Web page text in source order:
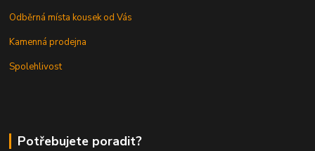
Odběrná místa kousek od Vás
Kamenná prodejna
Spolehlivost
Potřebujete poradit?